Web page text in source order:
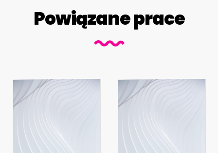
Powiązane prace